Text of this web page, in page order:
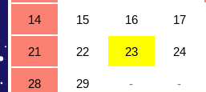
14 15 16 17
21 22 23 24
28 29 - -